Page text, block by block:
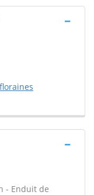
- Enduit de